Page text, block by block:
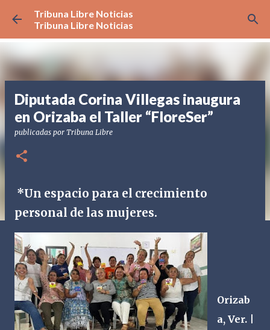
Ir al contenido principal
Tribuna Libre Noticias
Tribuna Libre Noticias
Diputada Corina Villegas inaugura
en Orizaba el Taller “FloreSer”
publicadas por Tribuna Libre
*Un espacio para el crecimiento
personal de las mujeres.
Orizab
a, Ver. |